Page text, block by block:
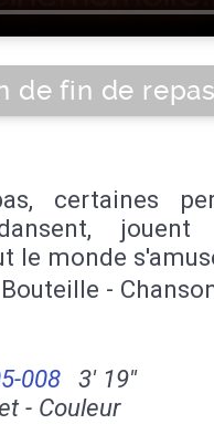
de fin de
certaines
le monde
-
008
3' 19''
- Couleur